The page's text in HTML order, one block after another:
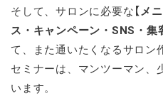
そして、サロンに必要な【メ
ス・キャンペーン・SNS・集
て、また通いたくなるサロン
セミナーは、マンツーマン、
います。